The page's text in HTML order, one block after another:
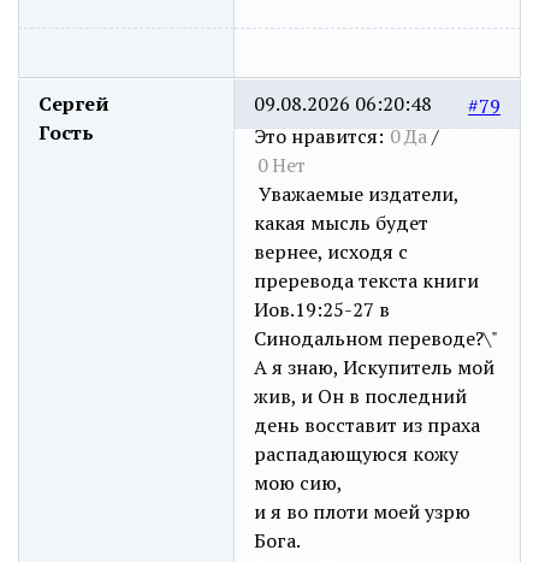
Сергей
Гость
#79
Это нравится: 0Да/
0Нет
09.08.2026 06:20:48
Уважаемые издатели,
какая мысль будет
вернее, исходя с
преревода текста книги
Иов.19:25-27 в
Синодальном переводе?\"
А я знаю, Искупитель мой
жив, и Он в последний
день восставит из праха
распадающуюся кожу
мою сию,
и я во плоти моей узрю
Бога.